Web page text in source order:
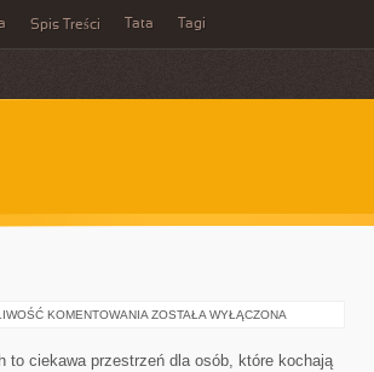
Spis Treści Tata Tagi
KOMENTOWANIA STANY
ZOSTAŁA WYŁĄCZONA
to ciekawa przestrzeń dla osób, które kochają